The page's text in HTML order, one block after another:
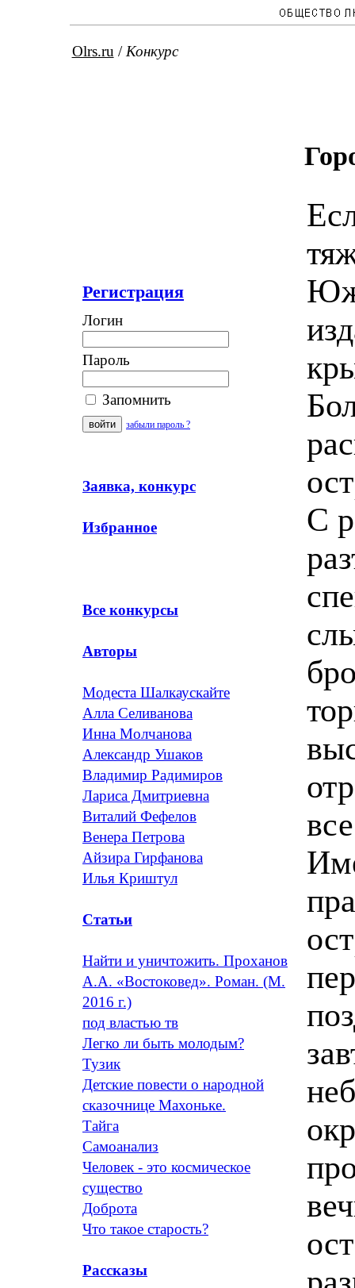
Olrs.ru / Конкурс
Регистрация
Логин
Пароль
Запомнить
забыли пароль ?
Заявка, конкурс
Избранное
Все конкурсы
Авторы
Модеста Шалкаускайте
Алла Селиванова
Инна Молчанова
Александр Ушаков
Владимир Радимиров
Лариса Дмитриевна
Виталий Фефелов
Венера Петрова
Айзира Гирфанова
Илья Криштул
Статьи
Найти и уничтожить. Проханов
А.А. «Востоковед». Роман. (М.
2016 г.)
под властью тв
Легко ли быть молодым?
Тузик
Детские повести о народной
сказочнице Махоньке.
Тайга
Самоанализ
Человек - это космическое
существо
Доброта
Что такое старость?
Рассказы
С